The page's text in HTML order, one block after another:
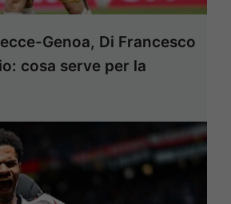
Genoa, Di Francesco
cosa serve per la